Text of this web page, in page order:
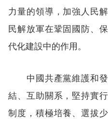
力量的領導，加強人民
民解放軍在鞏固國防、
代化建設中的作用。
中國共產黨維護和發
結、互助關系，堅持實
制度，積極培養、選拔